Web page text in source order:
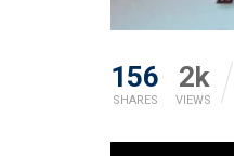
156
SHARES
2k
VIEWS